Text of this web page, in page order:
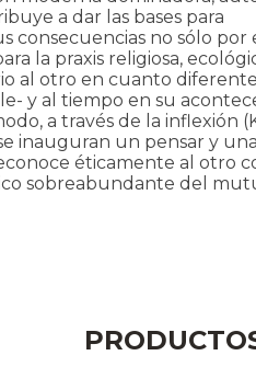
a dar las bases para
consecuencias no sólo por
la praxis religiosa,
al otro en cuanto diferente
al tiempo en su
a través de la inflexión
inauguran un pensar y
éticamente al otro
sobreabundante del